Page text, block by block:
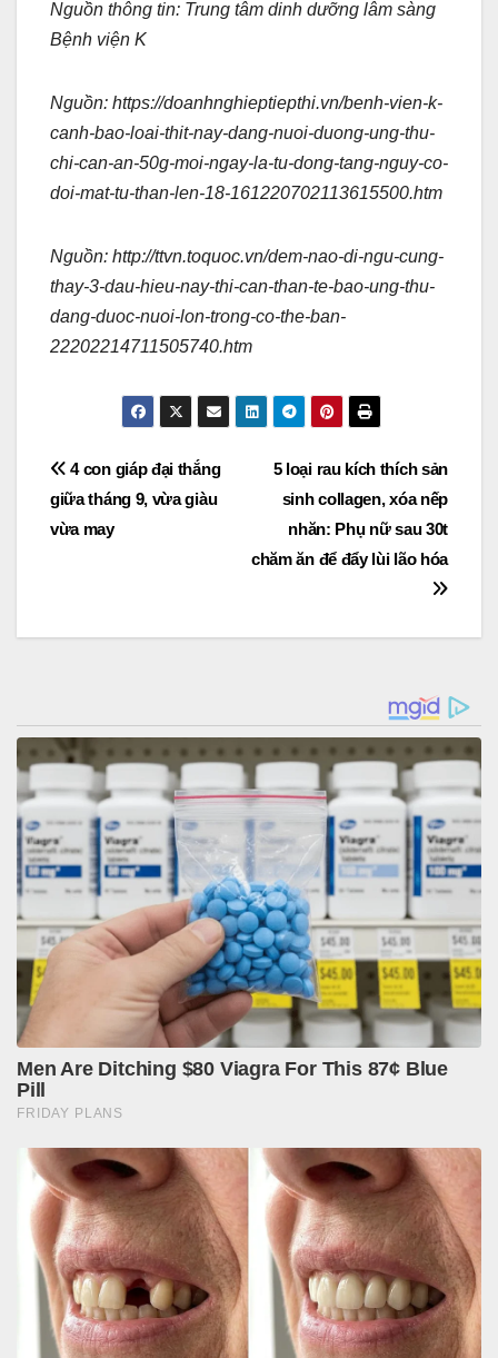
Nguồn thông tin: Trung tâm dinh dưỡng lâm sàng
Bệnh viện K
Nguồn: https://doanhnghieptiepthi.vn/benh-vien-k-
canh-bao-loai-thit-nay-dang-nuoi-duong-ung-thu-
chi-can-an-50g-moi-ngay-la-tu-dong-tang-nguy-co-
doi-mat-tu-than-len-18-161220702113615500.htm
Nguồn: http://ttvn.toquoc.vn/dem-nao-di-ngu-cung-
thay-3-dau-hieu-nay-thi-can-than-te-bao-ung-thu-
dang-duoc-nuoi-lon-trong-co-the-ban-
22202214711505740.htm
Post
navigation
5 loại rau kích thích sản
sinh collagen, xóa nếp
nhăn: Phụ nữ sau 30t
chăm ăn để đẩy lùi lão hóa
4 con giáp đại thắng
giữa tháng 9, vừa giàu
vừa may